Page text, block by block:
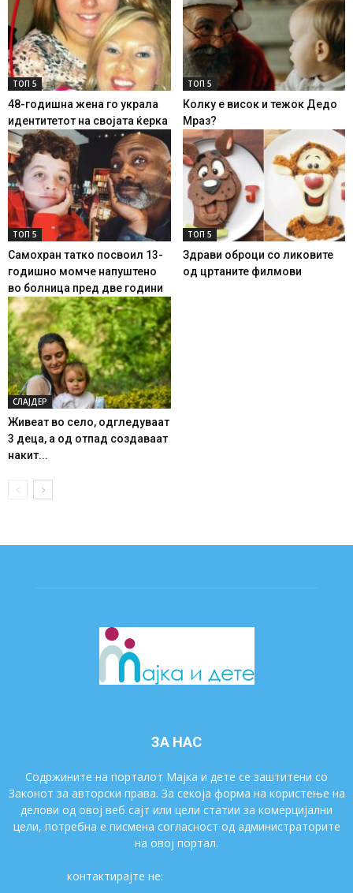
ТОП 5
48-годишна жена го украла
идентитетот на својата ќерка
ТОП 5
Колку е висок и тежок Дедо
Мраз?
ТОП 5
Самохран татко посвоил 13-
годишно момче напуштено
во болница пред две години
ТОП 5
Здрави оброци со ликовите
од цртаните филмови
СЛАЈДЕР
Живеат во село, одгледуваат
3 деца, а од отпад создаваат
накит...
ЗА НАС
Содржините на порталот Мајка и дете се заштитени со
Законот за авторски права. За секоја форма на користење на
делови од овој веб сајт или цели статии за комерцијални
цели, потребна е писмена согласност од администраторите
на овој портал.
контактирајте не: